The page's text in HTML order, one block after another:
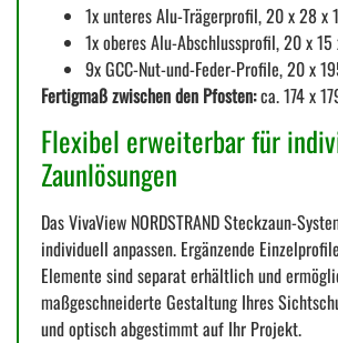
1x unteres Alu-Trägerprofil, 20 x 28 x
1x oberes Alu-Abschlussprofil, 20 x 15
9x GCC-Nut-und-Feder-Profile, 20 x
Fertigmaß zwischen den Pfosten:ca. 174 x
Flexibel erweiterbar für
Zaunlösungen
Das VivaView NORDSTRAND Steckzaun-
individuell anpassen. Ergänzende
Elemente sind separat erhältlich und
maßgeschneiderte Gestaltung Ihres
und optisch abgestimmt auf Ihr Projekt.